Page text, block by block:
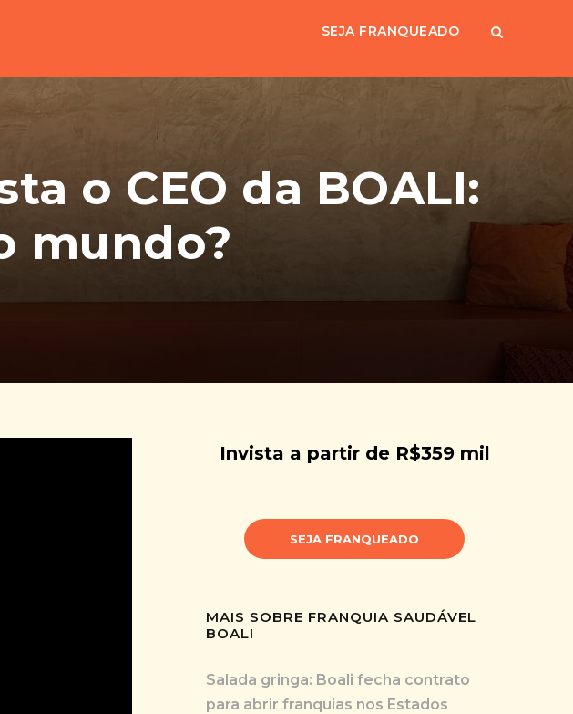
SEJA FRANQUEADO
o CEO da BOALI:
mundo?
Invista a partir de R$359 mil
SEJA FRANQUEADO
MAIS SOBRE FRANQUIA SAUDÁVEL
BOALI
Salada gringa: Boali fecha contrato
para abrir franquias nos Estados